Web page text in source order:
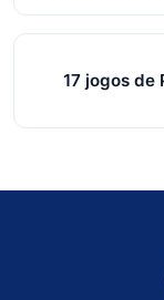
posts
17 jogos de